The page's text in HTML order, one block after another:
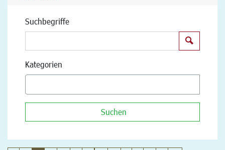
Suchbegriffe
Kategorien
Suchen